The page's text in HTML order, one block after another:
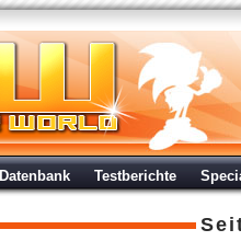
Datenbank Testberichte